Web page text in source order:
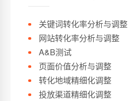
关键词转化率分析与调整
网站转化率分析与调整
A&B测试
页面价值分析与调整
转化地域精细化调整
投放渠道精细化调整